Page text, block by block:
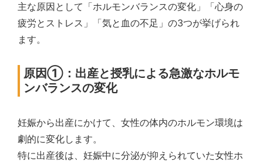
主な原因として「ホルモンバランスの変化」「心身の
疲労とストレス」「気と血の不足」の3つが挙げられ
ます。
原因①：出産と授乳による急激なホルモ
ンバランスの変化
妊娠から出産にかけて、女性の体内のホルモン環境は
劇的に変化します。
特に出産後は、妊娠中に分泌が抑えられていた女性ホ